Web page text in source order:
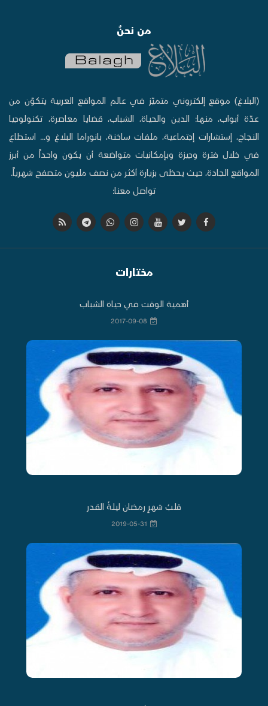
من نحنُ
(البلاغ) موقع إلكتروني متميّز في عالم المواقع العربية يتكوّن من
عدّة أبواب، منها: الدين والحياة، الشباب، قضايا معاصرة، تكنولوجيا
النجاح، إستشارات إجتماعية، ملفات ساخنة، بانوراما البلاغ و... استطاع
في خلال فترة وجيزة وبإمكانيات متواضعة أن يكون واحداً من أبرز
المواقع الجادة، حيث يحظى بزيارة أكثر من نصف مليون متصفح شهرياً.
تواصل معنا:
مختارات
أهمية الوقت في حياة الشباب
2017-09-08
قلبُ شهرِ رمضان ليلةُ القدر
2019-05-31